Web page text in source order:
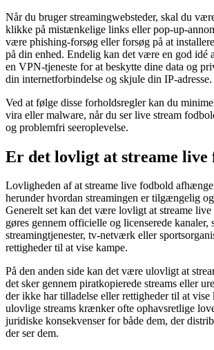
Når du bruger streamingwebsteder, skal du
klikke på mistænkelige links eller pop-up-
være phishing-forsøg eller forsøg på at
på din enhed. Endelig kan det være en god idé
en VPN-tjeneste for at beskytte dine data og
din internetforbindelse og skjule din IP-adresse.
Ved at følge disse forholdsregler kan du
vira eller malware, når du ser live stream
og problemfri seeroplevelse.
Er det lovligt at streame live
Lovligheden af at streame live fodbold
herunder hvordan streamingen er tilgængelig
Generelt set kan det være lovligt at streame
gøres gennem officielle og licenserede kanaler,
streamingtjenester, tv-netværk eller
rettigheder til at vise kampe.
På den anden side kan det være ulovligt at
det sker gennem piratkopierede streams eller
der ikke har tilladelse eller rettigheder til at vise
ulovlige streams krænker ofte ophavsretlige
juridiske konsekvenser for både dem, der
der ser dem.